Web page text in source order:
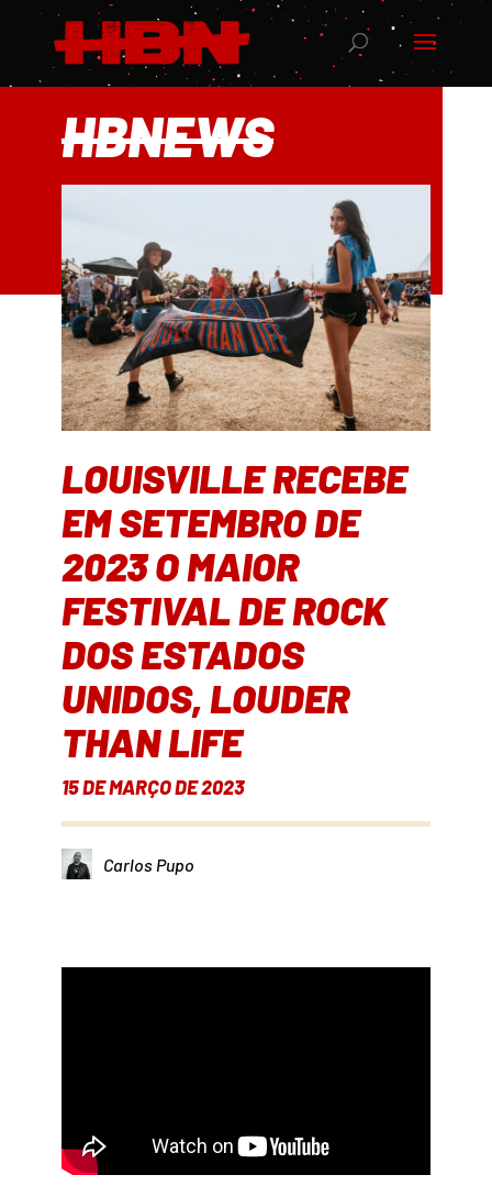
HBNEWS
LOUISVILLE RECEBE
EM SETEMBRO DE
2023 O MAIOR
FESTIVAL DE ROCK
DOS ESTADOS
UNIDOS, LOUDER
THAN LIFE
15 DE MARÇO DE 2023
Carlos Pupo